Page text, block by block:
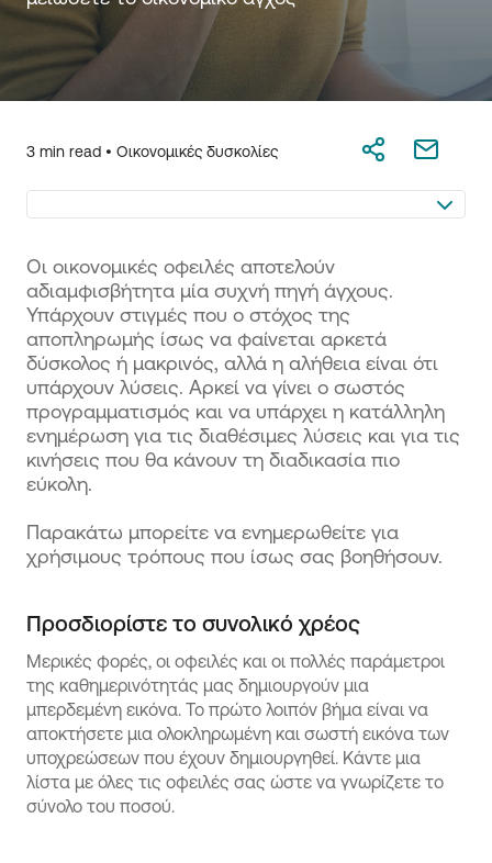
3 min read • Οικονομικές δυσκολίες
Οι οικονομικές οφειλές αποτελούν
αδιαμφισβήτητα μία συχνή πηγή άγχους.
Υπάρχουν στιγμές που ο στόχος της
αποπληρωμής ίσως να φαίνεται αρκετά
δύσκολος ή μακρινός, αλλά η αλήθεια είναι ότι
υπάρχουν λύσεις. Αρκεί να γίνει ο σωστός
προγραμματισμός και να υπάρχει η κατάλληλη
ενημέρωση για τις διαθέσιμες λύσεις και για τις
κινήσεις που θα κάνουν τη διαδικασία πιο
εύκολη.
Παρακάτω μπορείτε να ενημερωθείτε για
χρήσιμους τρόπους που ίσως σας βοηθήσουν.
Προσδιορίστε το συνολικό χρέος
Μερικές φορές, οι οφειλές και οι πολλές παράμετροι
της καθημερινότητάς μας δημιουργούν μια
μπερδεμένη εικόνα. Το πρώτο λοιπόν βήμα είναι να
αποκτήσετε μια ολοκληρωμένη και σωστή εικόνα των
υποχρεώσεων που έχουν δημιουργηθεί. Κάντε μια
λίστα με όλες τις οφειλές σας ώστε να γνωρίζετε το
σύνολο του ποσού.